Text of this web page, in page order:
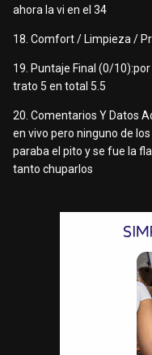
ahora la vi en el 34
18. Comfort / Limpieza /
19. Puntaje Final (0/
trato 5 en total 5.5
20. Comentarios Y Datos
en vivo pero ninguno de
paraba el pito y se fue la
tanto chuparlos